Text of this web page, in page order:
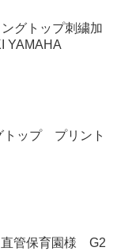
グトップ刺繍加
YAMAHA
ップ プリント
管保育園様 G2